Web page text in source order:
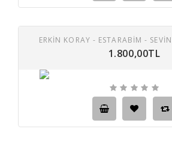
ERKIN KORAY - ESTARABIM -
1.800,00TL